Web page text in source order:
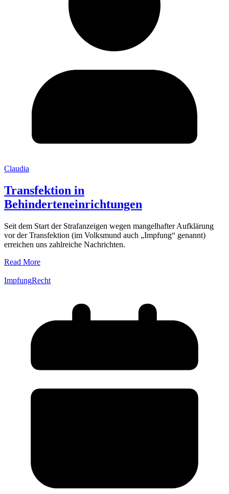
Claudia
Transfektion in
Behinderteneinrichtungen
Seit dem Start der Strafanzeigen wegen mangelhafter Aufklärung
vor der Transfektion (im Volksmund auch „Impfung“ genannt)
erreichen uns zahlreiche Nachrichten.
Read More
ImpfungRecht